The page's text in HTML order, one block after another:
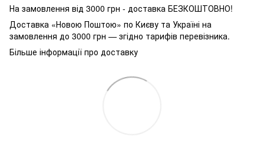
На замовлення від 3000 грн - доставка БЕЗКОШТОВНО!
Доставка «Новою Поштою» по Києву та Україні на
замовлення до 3000 грн — згідно тарифів перевізника.
Більше інформації про доставку